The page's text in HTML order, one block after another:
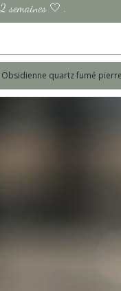
semaines 🤍 .
quartz fumé